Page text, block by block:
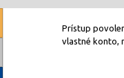
Prístup
vlastné konto,